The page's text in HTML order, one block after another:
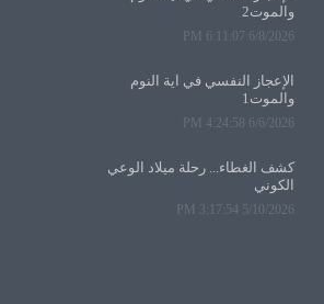
والموت2
6/8/2026 6:11:07 PM
الإعجاز النفسي في آية النوم
والموت1
6/6/2026 4:24:58 PM
كشف الغطاء... رحلة ميلاد الوعي
الكوني
5/10/2026 3:17:54 PM